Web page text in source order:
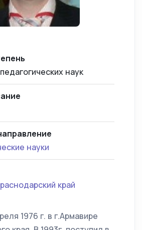
наук
науки
край
1976 г. в г.Армавире